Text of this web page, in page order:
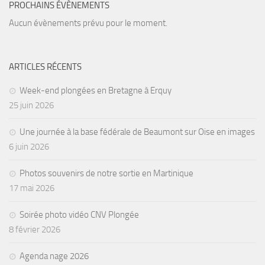
Section Matériel
PROCHAINS ÉVÈNEMENTS
Aucun évènements prévu pour le moment.
ARTICLES RÉCENTS
Week-end plongées en Bretagne à Erquy
25 juin 2026
Une journée à la base fédérale de Beaumont sur Oise en images
6 juin 2026
Photos souvenirs de notre sortie en Martinique
17 mai 2026
Soirée photo vidéo CNV Plongée
8 février 2026
Agenda nage 2026